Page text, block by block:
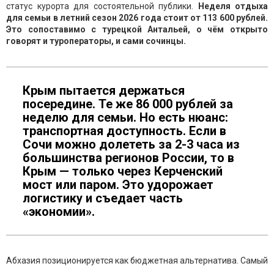
статус курорта для состоятельной публики.
Неделя отдыха
для семьи в летний сезон 2026 года стоит от 113 600 рублей.
Это сопоставимо с турецкой Антальей, о чём открыто
говорят и туроператоры, и сами сочинцы.
Крым пытается держаться
посередине. Те же 86 000 рублей за
неделю для семьи. Но есть нюанс:
транспортная доступность. Если в
Сочи можно долететь за 2-3 часа из
большинства регионов России, то в
Крым — только через Керченский
мост или паром. Это удорожает
логистику и съедает часть
«экономии».
Абхазия позиционируется как бюджетная альтернатива. Самый